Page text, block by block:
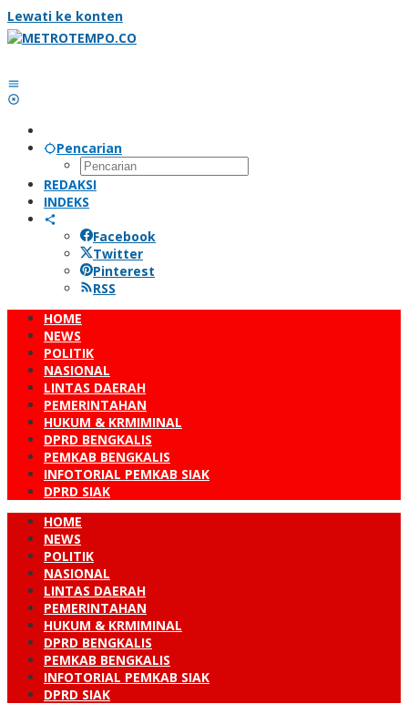
Lewati ke konten
Pencarian
REDAKSI
INDEKS
Facebook
Twitter
Pinterest
RSS
HOME
NEWS
POLITIK
NASIONAL
LINTAS DAERAH
PEMERINTAHAN
HUKUM & KRMIMINAL
DPRD BENGKALIS
PEMKAB BENGKALIS
INFOTORIAL PEMKAB SIAK
DPRD SIAK
HOME
NEWS
POLITIK
NASIONAL
LINTAS DAERAH
PEMERINTAHAN
HUKUM & KRMIMINAL
DPRD BENGKALIS
PEMKAB BENGKALIS
INFOTORIAL PEMKAB SIAK
DPRD SIAK